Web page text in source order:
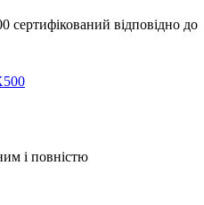
сертифікований відповідно до
і повністю